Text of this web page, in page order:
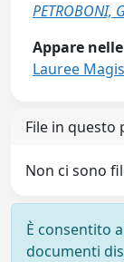
PETROBONI,
Appare
Lauree
File in questo
Non ci sono
È consentito
documenti